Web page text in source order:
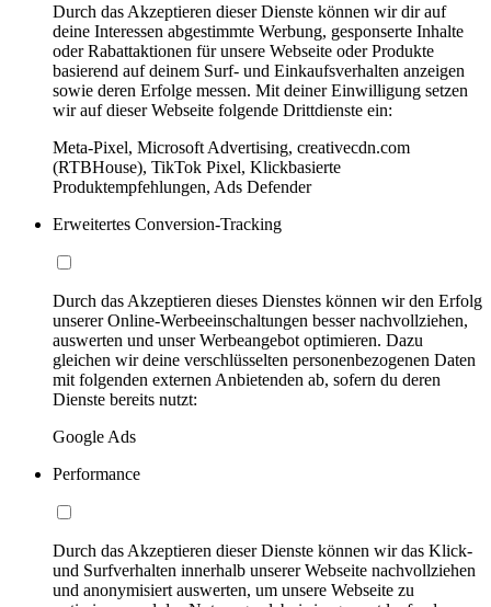
Durch das Akzeptieren dieser Dienste können wir dir auf
deine Interessen abgestimmte Werbung, gesponserte Inhalte
oder Rabattaktionen für unsere Webseite oder Produkte
basierend auf deinem Surf- und Einkaufsverhalten anzeigen
sowie deren Erfolge messen. Mit deiner Einwilligung setzen
wir auf dieser Webseite folgende Drittdienste ein:
Meta-Pixel, Microsoft Advertising, creativecdn.com
(RTBHouse), TikTok Pixel, Klickbasierte
Produktempfehlungen, Ads Defender
Erweitertes Conversion-Tracking
Durch das Akzeptieren dieses Dienstes können wir den Erfolg
unserer Online-Werbeeinschaltungen besser nachvollziehen,
auswerten und unser Werbeangebot optimieren. Dazu
gleichen wir deine verschlüsselten personenbezogenen Daten
mit folgenden externen Anbietenden ab, sofern du deren
Dienste bereits nutzt:
Google Ads
Performance
Durch das Akzeptieren dieser Dienste können wir das Klick-
und Surfverhalten innerhalb unserer Webseite nachvollziehen
und anonymisiert auswerten, um unsere Webseite zu